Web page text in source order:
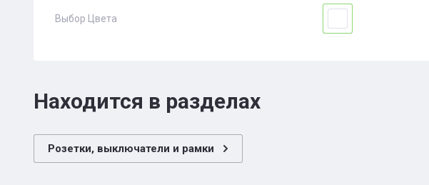
Выбор Цвета
Находится в разделах
Розетки, выключатели и рамки